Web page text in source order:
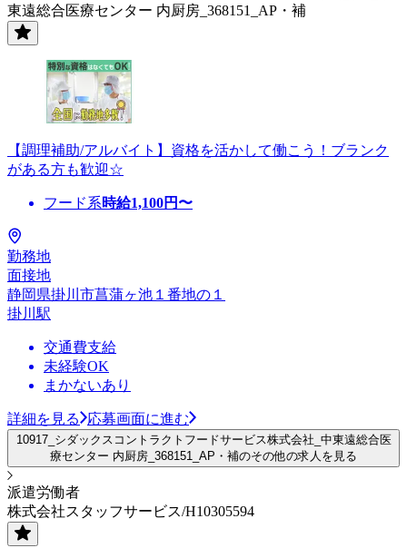
東遠総合医療センター 内厨房_368151_AP・補
【調理補助/アルバイト】資格を活かして働こう！ブランク
がある方も歓迎☆
フード系時給1,100円〜
勤務地
面接地
静岡県掛川市菖蒲ヶ池１番地の１
掛川駅
交通費支給
未経験OK
まかないあり
詳細を見る 応募画面に進む
10917_シダックスコントラクトフードサービス株式会社_中東遠総合医
療センター 内厨房_368151_AP・補のその他の求人を見る
派遣労働者
株式会社スタッフサービス/H10305594